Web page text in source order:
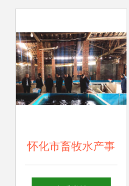
怀化市畜牧水产事
务中心深入芷江调